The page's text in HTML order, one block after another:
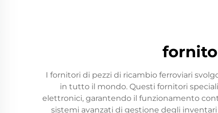
I fornitori di pezzi di ricambio ferroviari
in tutto il mondo. Questi fornitori
elettronici, garantendo il funzionamento
sistemi avanzati di gestione degli